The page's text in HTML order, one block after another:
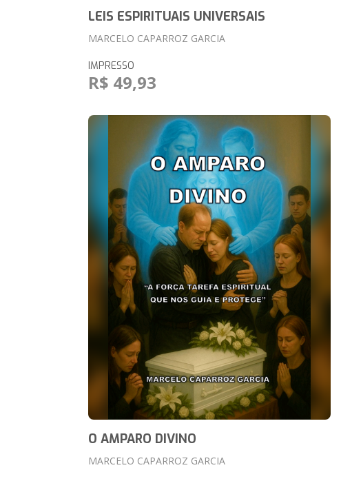
LEIS ESPIRITUAIS UNIVERSAIS
MARCELO CAPARROZ GARCIA
IMPRESSO
R$ 49,93
O AMPARO DIVINO
MARCELO CAPARROZ GARCIA